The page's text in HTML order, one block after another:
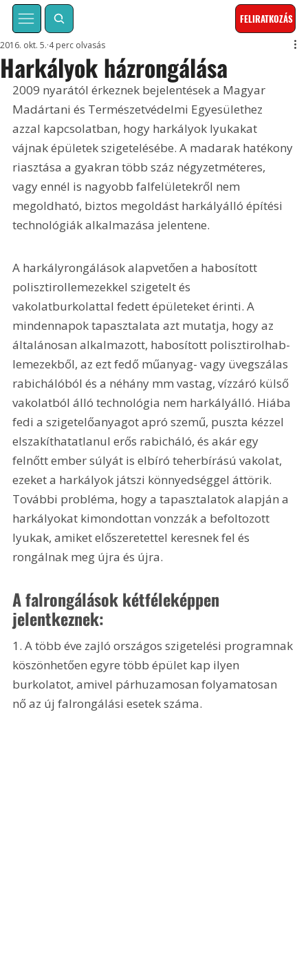
FELIRATKOZÁS
Harkályok házrongálása
2016. okt. 5. 4 perc olvasás
2009 nyarától érkeznek bejelentések a Magyar
Madártani és Természetvédelmi Egyesülethez
azzal kapcsolatban, hogy harkályok lyukakat
vájnak épületek szigetelésébe. A madarak hatékony
riasztása a gyakran több száz négyzetméteres,
vagy ennél is nagyobb falfelületekről nem
megoldható, biztos megoldást harkályálló építési
technológiák alkalmazása jelentene.
A harkályrongálások alapvetően a habosított
polisztirollemezekkel szigetelt és
vakolatburkolattal fedett épületeket érinti. A
mindennapok tapasztalata azt mutatja, hogy az
általánosan alkalmazott, habosított polisztirolhab-
lemezekből, az ezt fedő műanyag- vagy üvegszálas
rabichálóból és a néhány mm vastag, vízzáró külső
vakolatból álló technológia nem harkályálló. Hiába
fedi a szigetelőanyagot apró szemű, puszta kézzel
elszakíthatatlanul erős rabicháló, és akár egy
felnőtt ember súlyát is elbíró teherbírású vakolat,
ezeket a harkályok játszi könnyedséggel áttörik.
További probléma, hogy a tapasztalatok alapján a
harkályokat kimondottan vonzzák a befoltozott
lyukak, amiket előszeretettel keresnek fel és
rongálnak meg újra és újra.
A falrongálások kétféleképpen
jelentkeznek:
1. A több éve zajló országos szigetelési programnak
köszönhetően egyre több épület kap ilyen
burkolatot, amivel párhuzamosan folyamatosan
nő az új falrongálási esetek száma.